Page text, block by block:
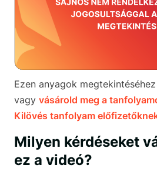
Ezen anyagok
vagy vásárold meg a
Kilövés tanfolyam
Milyen kérdéseket
ez a videó?